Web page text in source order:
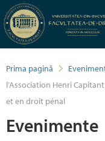
Prima pagină
l’Association Henri
et en droit pénal
Evenimente